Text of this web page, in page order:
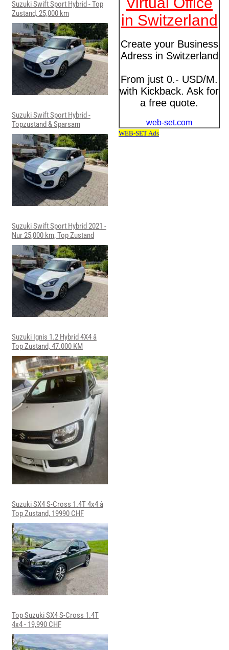
Suzuki Swift Sport Hybrid - Top
Zustand, 25,000 km
Suzuki Swift Sport Hybrid -
Topzustand & Sparsam
Suzuki Swift Sport Hybrid 2021 -
Nur 25,000 km, Top Zustand
Suzuki Ignis 1.2 Hybrid 4X4 â
Top Zustand, 47.000 KM
Suzuki SX4 S-Cross 1.4T 4x4 â
Top Zustand, 19990 CHF
Top Suzuki SX4 S-Cross 1.4T
4x4 - 19,990 CHF